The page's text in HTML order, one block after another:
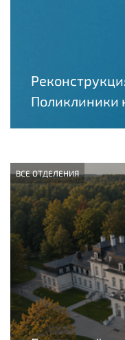
Поликлиники
ВСЕ ОТДЕЛЕНИЯ